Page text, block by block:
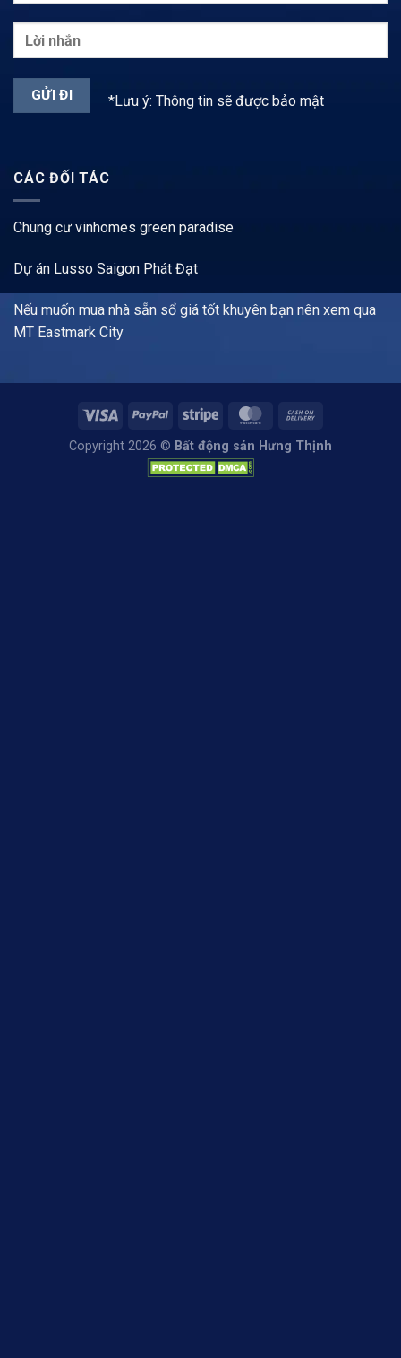
*Lưu ý: Thông tin sẽ được bảo mật
CÁC ĐỐI TÁC
Chung cư vinhomes green paradise
Dự án Lusso Saigon Phát Đạt
Nếu muốn mua nhà sẵn sổ giá tốt khuyên bạn nên xem qua
MT Eastmark City
Copyright 2026 © Bất động sản Hưng Thịnh